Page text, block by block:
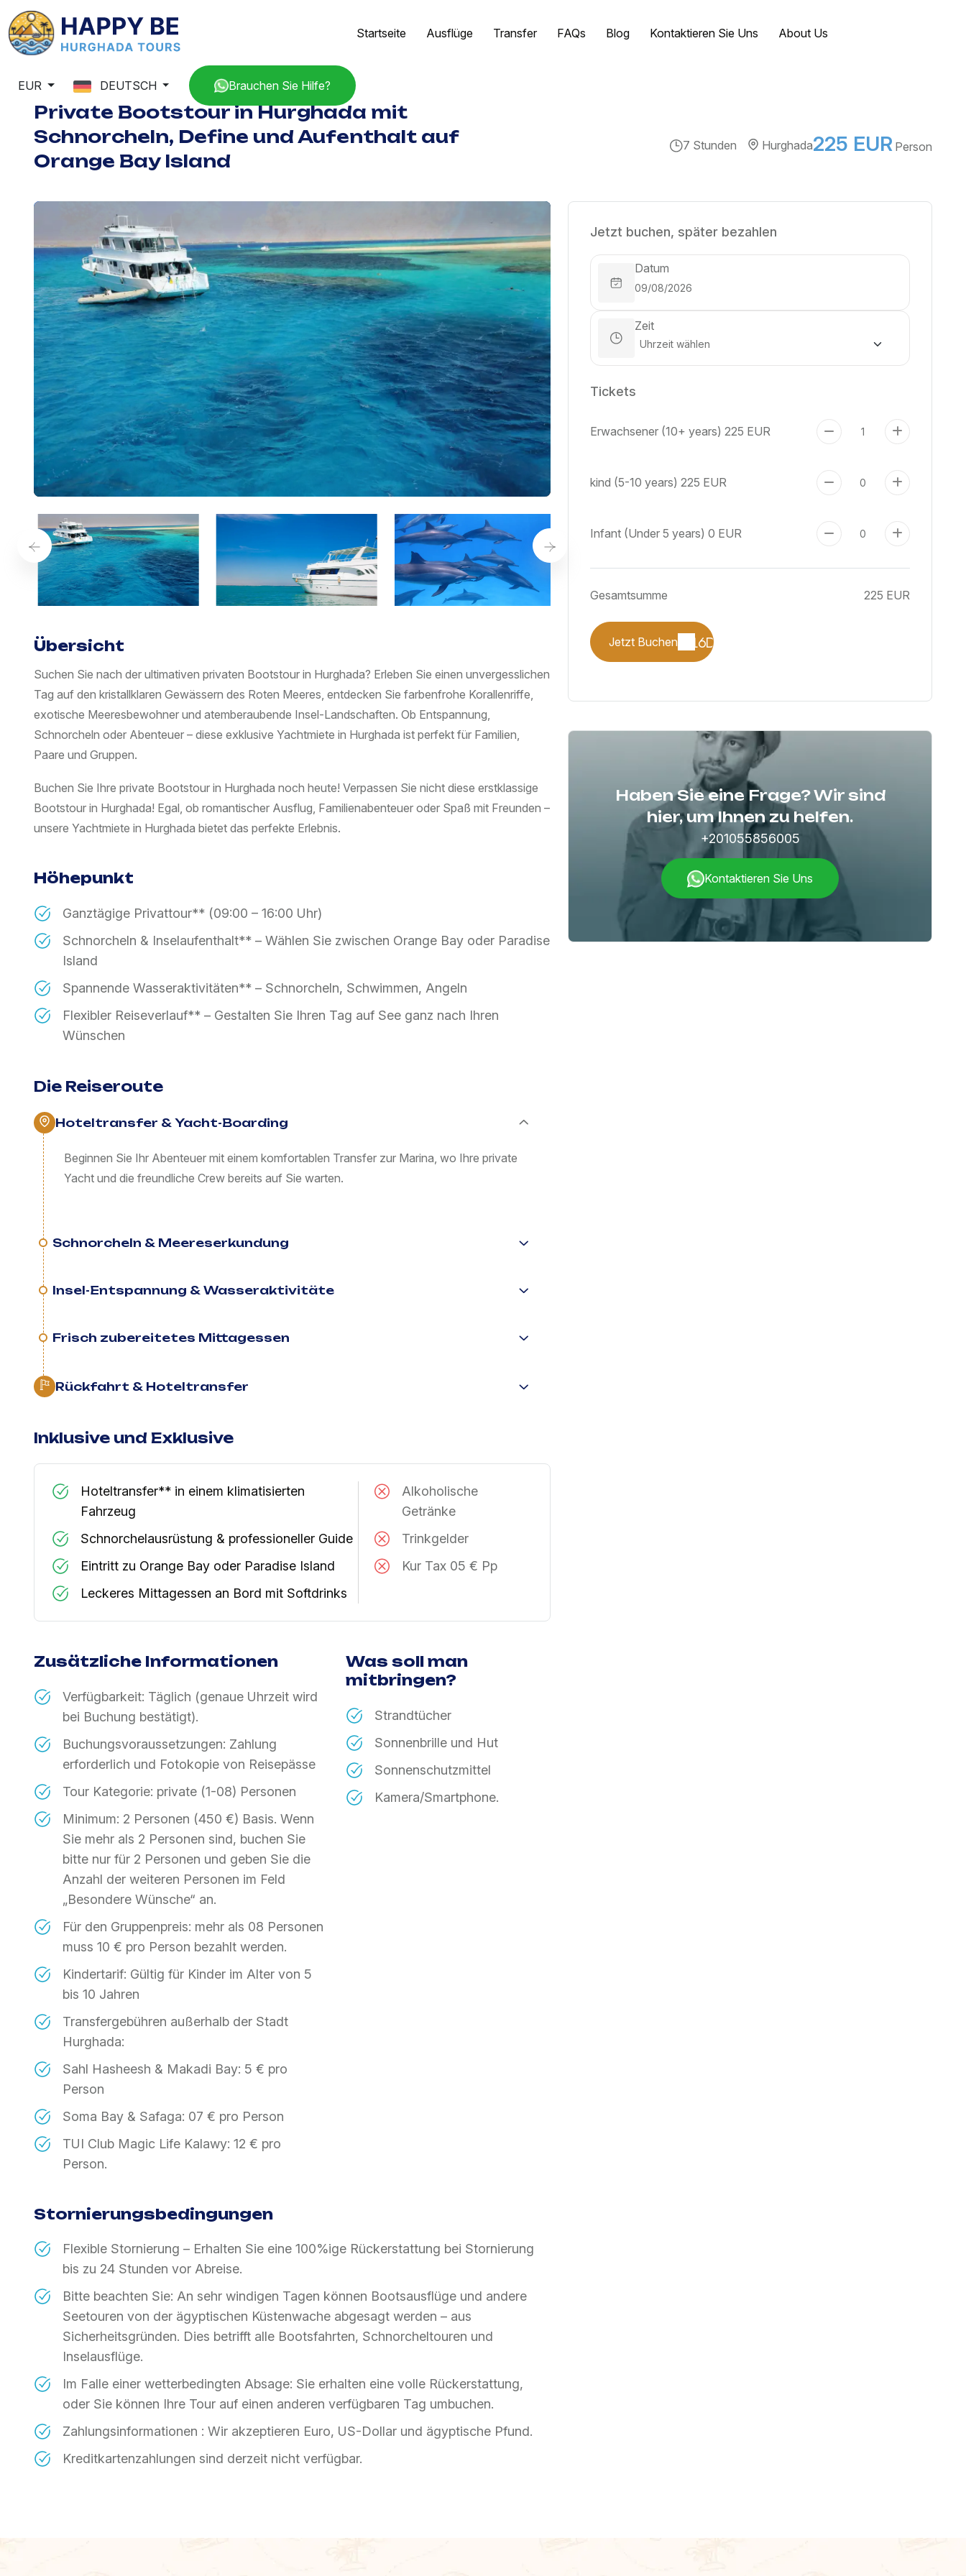
Startseite Ausflüge Transfer FAQs Blog Kontaktieren Sie Uns About Us
EUR DEUTSCH Brauchen Sie Hilfe?
Private Bootstour in Hurghada mit
Schnorcheln, Define und Aufenthalt auf
Orange Bay Island
7 Stunden Hurghada225 EUR Person
Übersicht
Suchen Sie nach der ultimativen privaten Bootstour in Hurghada? Erleben Sie einen unvergesslichen
Tag auf den kristallklaren Gewässern des Roten Meeres, entdecken Sie farbenfrohe Korallenriffe,
exotische Meeresbewohner und atemberaubende Insel-Landschaften. Ob Entspannung,
Schnorcheln oder Abenteuer – diese exklusive Yachtmiete in Hurghada ist perfekt für Familien,
Paare und Gruppen.
Buchen Sie Ihre private Bootstour in Hurghada noch heute! Verpassen Sie nicht diese erstklassige
Bootstour in Hurghada! Egal, ob romantischer Ausflug, Familienabenteuer oder Spaß mit Freunden –
unsere Yachtmiete in Hurghada bietet das perfekte Erlebnis.
Höhepunkt
Ganztägige Privattour** (09:00 – 16:00 Uhr)
Schnorcheln & Inselaufenthalt** – Wählen Sie zwischen Orange Bay oder Paradise
Island
Spannende Wasseraktivitäten** – Schnorcheln, Schwimmen, Angeln
Flexibler Reiseverlauf** – Gestalten Sie Ihren Tag auf See ganz nach Ihren
Wünschen
Die Reiseroute
Hoteltransfer & Yacht-Boarding
Beginnen Sie Ihr Abenteuer mit einem komfortablen Transfer zur Marina, wo Ihre private
Yacht und die freundliche Crew bereits auf Sie warten.
Schnorcheln & Meereserkundung
Insel-Entspannung & Wasseraktivitäte
Frisch zubereitetes Mittagessen
Rückfahrt & Hoteltransfer
Inklusive und Exklusive
Hoteltransfer** in einem klimatisierten
Fahrzeug
Schnorchelausrüstung & professioneller Guide
Eintritt zu Orange Bay oder Paradise Island
Leckeres Mittagessen an Bord mit Softdrinks
Alkoholische
Getränke
Trinkgelder
Kur Tax 05 € Pp
Zusätzliche Informationen
Verfügbarkeit: Täglich (genaue Uhrzeit wird
bei Buchung bestätigt).
Buchungsvoraussetzungen: Zahlung
erforderlich und Fotokopie von Reisepässe
Tour Kategorie: private (1-08) Personen
Minimum: 2 Personen (450 €) Basis. Wenn
Sie mehr als 2 Personen sind, buchen Sie
bitte nur für 2 Personen und geben Sie die
Anzahl der weiteren Personen im Feld
„Besondere Wünsche“ an.
Für den Gruppenpreis: mehr als 08 Personen
muss 10 € pro Person bezahlt werden.
Kindertarif: Gültig für Kinder im Alter von 5
bis 10 Jahren
Transfergebühren außerhalb der Stadt
Hurghada:
Sahl Hasheesh & Makadi Bay: 5 € pro
Person
Soma Bay & Safaga: 07 € pro Person
TUI Club Magic Life Kalawy: 12 € pro
Person.
Was soll man
mitbringen?
Strandtücher
Sonnenbrille und Hut
Sonnenschutzmittel
Kamera/Smartphone.
Stornierungsbedingungen
Flexible Stornierung – Erhalten Sie eine 100%ige Rückerstattung bei Stornierung
bis zu 24 Stunden vor Abreise.
Bitte beachten Sie: An sehr windigen Tagen können Bootsausflüge und andere
Seetouren von der ägyptischen Küstenwache abgesagt werden – aus
Sicherheitsgründen. Dies betrifft alle Bootsfahrten, Schnorcheltouren und
Inselausflüge.
Im Falle einer wetterbedingten Absage: Sie erhalten eine volle Rückerstattung,
oder Sie können Ihre Tour auf einen anderen verfügbaren Tag umbuchen.
Zahlungsinformationen : Wir akzeptieren Euro, US-Dollar und ägyptische Pfund.
Kreditkartenzahlungen sind derzeit nicht verfügbar.
Jetzt buchen, später bezahlen
Datum
Zeit
Tickets
Erwachsener (10+ years)225 EUR
kind (5-10 years)225 EUR
Infant (Under 5 years)0 EUR
Gesamtsumme 225 EUR
Jetzt Buchen
Haben Sie eine Frage? Wir sind
hier, um Ihnen zu helfen.
+201055856005
Kontaktieren Sie Uns